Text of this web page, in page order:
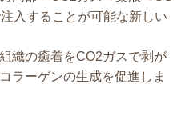
入することが可能な新しい
織の癒着をCO2ガスで剥が
ラーゲンの生成を促進しま